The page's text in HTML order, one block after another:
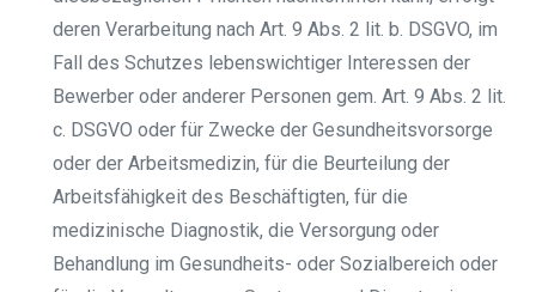
deren Verarbeitung nach Art. 9 Abs. 2 lit. b. DSGVO, im
Fall des Schutzes lebenswichtiger Interessen der
Bewerber oder anderer Personen gem. Art. 9 Abs. 2 lit.
c. DSGVO oder für Zwecke der Gesundheitsvorsorge
oder der Arbeitsmedizin, für die Beurteilung der
Arbeitsfähigkeit des Beschäftigten, für die
medizinische Diagnostik, die Versorgung oder
Behandlung im Gesundheits- oder Sozialbereich oder